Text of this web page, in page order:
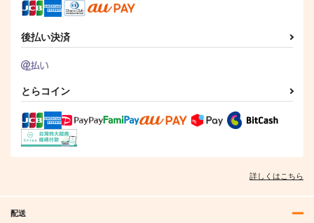
【有償特典】ミニアク
リルスタンド（お狐様
のお気に入り 2（特装
版・通常版））
ブライト出版
1,155円（税込）
メDVD付き特装版
KADOKAWA
【有償特典】ミニブラ
ンケット（佐々木と宮
野 10（公式同人誌付
き特装版・通常版））
KADOKAWA
後払い決済
とらコイン
詳しくはこちら
配送